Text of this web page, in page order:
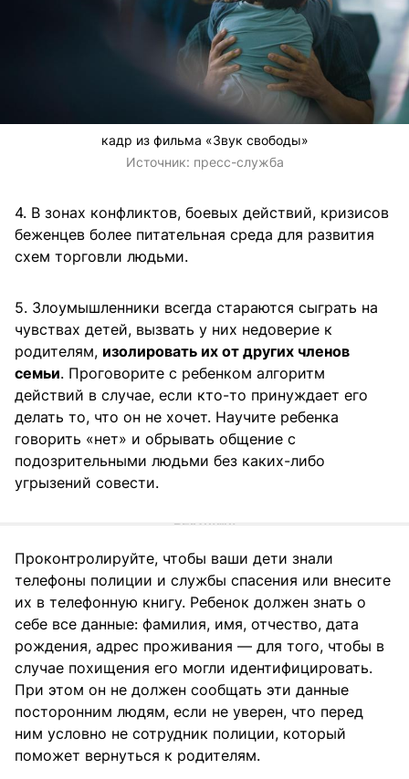
кадр из фильма «Звук свободы»
Источник: пресс-служба
4. В зонах конфликтов, боевых действий, кризисов
беженцев более питательная среда для развития
схем торговли людьми.
5. Злоумышленники всегда стараются сыграть на
чувствах детей, вызвать у них недоверие к
родителям, изолировать их от других членов
семьи. Проговорите с ребенком алгоритм
действий в случае, если кто-то принуждает его
делать то, что он не хочет. Научите ребенка
говорить «нет» и обрывать общение с
подозрительными людьми без каких-либо
угрызений совести.
Проконтролируйте, чтобы ваши дети знали
телефоны полиции и службы спасения или внесите
их в телефонную книгу. Ребенок должен знать о
себе все данные: фамилия, имя, отчество, дата
рождения, адрес проживания — для того, чтобы в
случае похищения его могли идентифицировать.
При этом он не должен сообщать эти данные
посторонним людям, если не уверен, что перед
ним условно не сотрудник полиции, который
поможет вернуться к родителям.